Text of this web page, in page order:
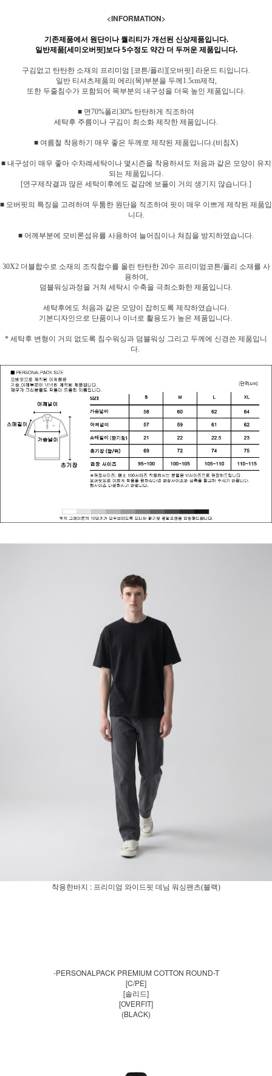
<INFORMATION>
기존제품에서 원단이나 퀄리티가 개선된 신상제품입니다.
일반제품[세미오버핏]보다 5수정도 약간 더 두꺼운 제품입니다.
구김없고 탄탄한 소재의 프리미엄 [코튼/폴리][오버핏] 라운드 티입니다.
일반 티셔츠제품의 에리(목)부분을 두께1.5cm제작,
또한 두줄침수가 포함되어 목부분의 내구성을 더욱 높인 제품입니다.
■ 면70%폴리30% 탄탄하게 직조하여
세탁후 주름이나 구김이 최소화 제작한 제품입니다.
■ 여름철 착용하기 매우 좋은 두께로 제작된 제품입니다.(비침X)
■ 내구성이 매우 좋아 수차례세탁이나 몇시즌을 착용하셔도 처음과 같은 모양이 유지
되는 제품입니다.
[연구제작결과 많은 세탁이후에도 겉감에 보풀이 거의 생기지 않습니다.]
■ 오버핏의 특징을 고려하여 두툼한 원단을 직조하여 핏이 매우 이쁘게 제작된 제품입
니다.
■ 어께부분에 모비론섬유를 사용하여 늘어짐이나 쳐짐을 방지하였습니다.
30X2 더블합수로 소재의 조직합수를 올린 탄탄한 20수 프리미엄코튼/폴리 소재를 사
용하여,
덤블워싱과정을 거쳐 세탁시 수축을 극최소화한 제품입니다.
세탁후에도 처음과 같은 모양이 잡히도록 제작하였습니다.
기본디자인으로 단품이나 이너로 활용도가 높은 제품입니다.
* 세탁후 변형이 거의 없도록 침수워싱과 덤블워싱 그리고 두께에 신경쓴 제품입니
다.
착용한바지 : 프리미엄 와이드핏 데님 워싱팬츠(블랙)
-PERSONALPACK PREMIUM COTTON ROUND-T
[C/PE]
[솔리드]
[OVERFIT]
(BLACK)